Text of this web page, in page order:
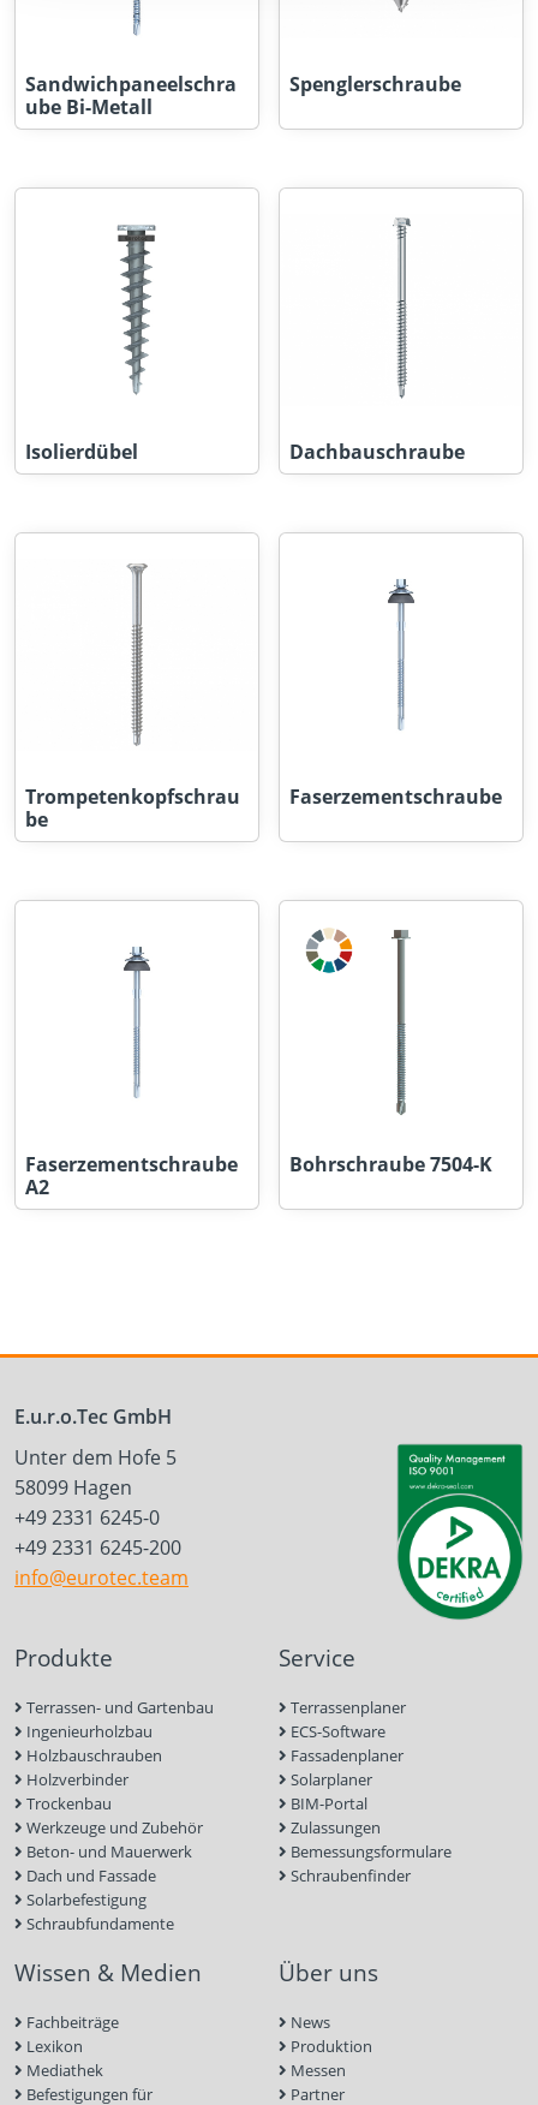
Sandwichpaneelschra
ube Bi-Metall
Spenglerschraube
Isolierdübel Dachbauschraube
Trompetenkopfschrau
be
Faserzementschraube
Faserzementschraube
A2
Bohrschraube 7504-K
E.u.r.o.Tec GmbH
Unter dem Hofe 5
58099 Hagen
+49 2331 6245-0
+49 2331 6245-200
info@eurotec.team
Produkte
Terrassen- und Gartenbau
Ingenieurholzbau
Holzbauschrauben
Holzverbinder
Trockenbau
Werkzeuge und Zubehör
Beton- und Mauerwerk
Dach und Fassade
Solarbefestigung
Schraubfundamente
Service
Terrassenplaner
ECS-Software
Fassadenplaner
Solarplaner
BIM-Portal
Zulassungen
Bemessungsformulare
Schraubenfinder
Wissen & Medien
Fachbeiträge
Lexikon
Mediathek
Befestigungen für
Über uns
News
Produktion
Messen
Partner